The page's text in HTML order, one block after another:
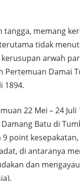
tangga, memang
tidak
arwah
Pertemuan Damai
1894.
22 Mei – 24
Batu di
9 point
di antaranya
dan